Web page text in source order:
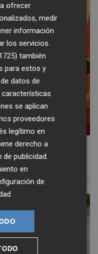
la vieja escuela
ofrecer
medir
información
los servicios.
también
para estos y
datos de
se aplican
proveedores
legítimo en
derecho a
de publicidad
en
de